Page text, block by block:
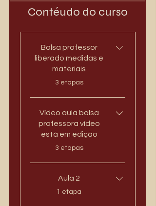
Contéudo do curso
Bolsa professor
liberado medidas e
materiais
.
3 etapas
Vídeo aula bolsa
professora vídeo
está em edição
.
3 etapas
Aula 2
.
1 etapa